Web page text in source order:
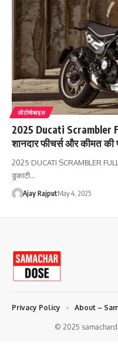
ऑटोमोबाइल
2025 Ducati Scrambler
शानदार फीचर्स और कीमत की
2025 DUCATI SCRAMBLER FULL
डुकाटी…
Ajay RajputMay 4, 2025
© 2025
Privacy Policy About –